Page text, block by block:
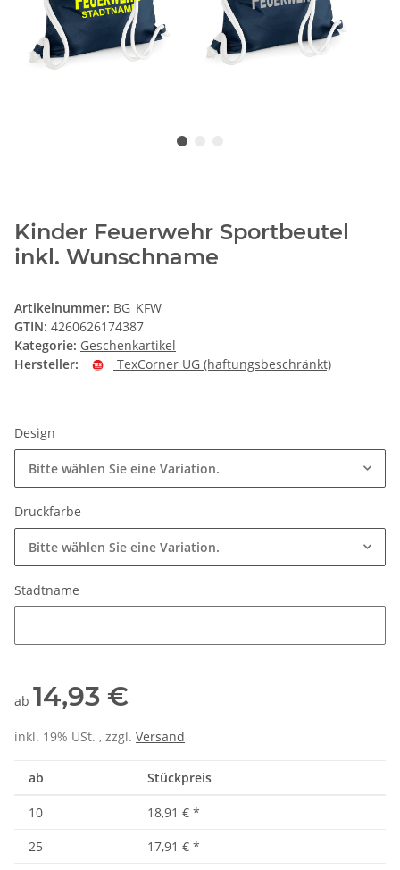
Kinder Feuerwehr Sportbeutel
inkl. Wunschname
Artikelnummer: BG_KFW
GTIN: 4260626174387
Kategorie: Geschenkartikel
Hersteller:
TexCorner UG (haftungsbeschränkt)
Design
Bitte wählen Sie eine Variation.
Druckfarbe
Bitte wählen Sie eine Variation.
Stadtname
ab 14,93 €
inkl. 19% USt. , zzgl. Versand
ab Stückpreis
10 18,91 € *
25
17,91 € *